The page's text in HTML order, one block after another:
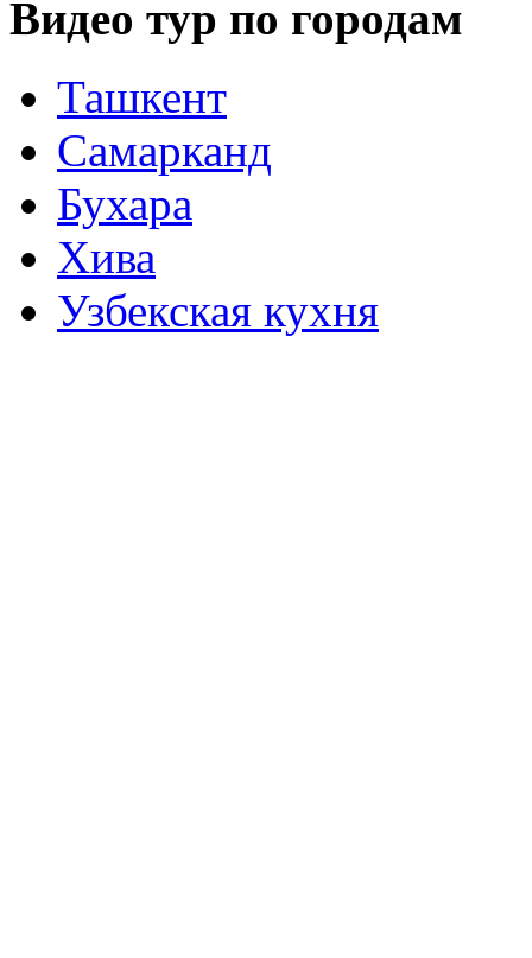
Видео тур по городам
Ташкент
Самарканд
Бухара
Хива
Узбекская кухня